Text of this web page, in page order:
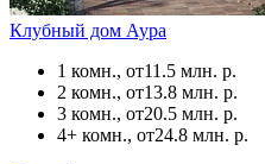
Клубный дом Аура
1 комн., от11.5 млн. р.
2 комн., от13.8 млн. р.
3 комн., от20.5 млн. р.
4+ комн., от24.8 млн. р.